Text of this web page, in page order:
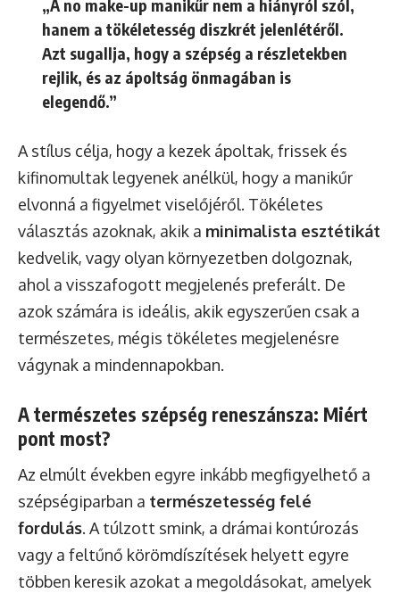
„A no make-up manikűr nem a hiányról szól,
hanem a tökéletesség diszkrét jelenlétéről.
Azt sugallja, hogy a szépség a részletekben
rejlik, és az ápoltság önmagában is
elegendő.”
A stílus célja, hogy a kezek ápoltak, frissek és
kifinomultak legyenek anélkül, hogy a manikűr
elvonná a figyelmet viselőjéről. Tökéletes
választás azoknak, akik a minimalista esztétikát
kedvelik, vagy olyan környezetben dolgoznak,
ahol a visszafogott megjelenés preferált. De
azok számára is ideális, akik egyszerűen csak a
természetes, mégis tökéletes megjelenésre
vágynak a mindennapokban.
A természetes szépség reneszánsza: Miért
pont most?
Az elmúlt években egyre inkább megfigyelhető a
szépségiparban a természetesség felé
fordulás. A túlzott smink, a drámai kontúrozás
vagy a feltűnő körömdíszítések helyett egyre
többen keresik azokat a megoldásokat, amelyek